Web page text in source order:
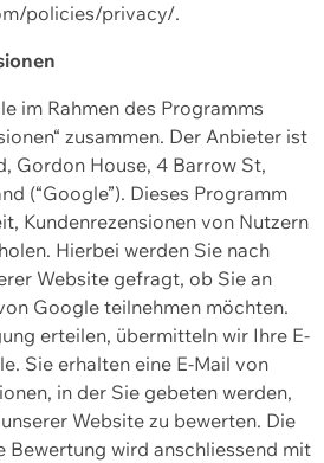
policies/privacy/.
im Rahmen des Programms
zusammen. Der Anbieter ist
Gordon House, 4 Barrow St,
(“Google”). Dieses Programm
Kundenrezensionen von Nutzern
Hierbei werden Sie nach
Website gefragt, ob Sie an
Google teilnehmen möchten.
erteilen, übermitteln wir Ihre E-
Sie erhalten eine E-Mail von
in der Sie gebeten werden,
Website zu bewerten. Die
Bewertung wird anschliessend mit